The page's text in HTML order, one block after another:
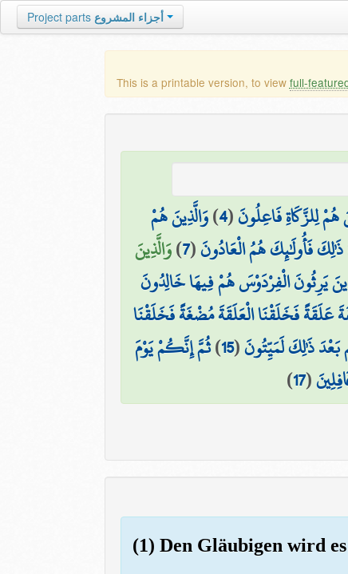
Project parts أجزاء المشروع
This is a printable version, to view full-
هُمْ لِلزَّكَاةِ فَاعِلُونَ(
4
)وَالَّذِينَ هُمْ
فَأُولَٰئِكَ هُمُ الْعَادُونَ(
7
)وَالَّذِينَ
يَرِثُونَ الْفِرْدَوْسَ هُمْ فِيهَا خَالِدُونَ
عَلَقَةً فَخَلَقْنَا الْعَلَقَةَ مُضْغَةً فَخَلَقْنَا
ذَٰلِكَ لَمَيِّتُونَ(
15
)ثُمَّ إِنَّكُمْ يَوْمَ
(
17
)
(1) Den Gläubigen wird